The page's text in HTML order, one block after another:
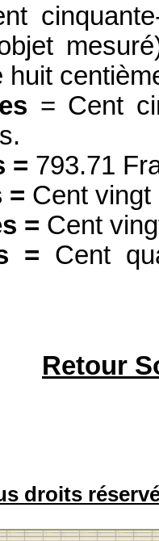
huit
= Cent
= 793.71
= Cent
= Cent
= Cent
Retour
droits